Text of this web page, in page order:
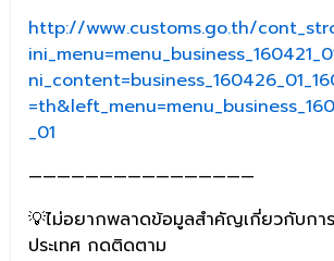
http://www.customs.go.th/
_01
————————————————
💡ไม่อยากพลาดข้อมูลสำคัญเกี่ยวกับการ
ประเทศ กดติดตาม